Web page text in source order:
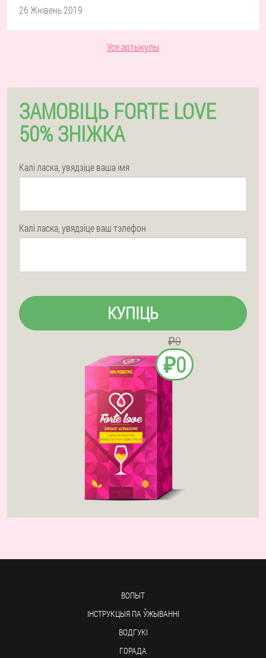
26 Жнівень 2019
Усе артыкулы
ЗАМОВІЦЬ FORTE LOVE
50% ЗНІЖКА
Калі ласка, увядзіце ваша імя
Калі ласка, увядзіце ваш тэлефон
КУПІЦЬ
₽0
₽0
ВОПЫТ
ІНСТРУКЦЫЯ ПА ЎЖЫВАННІ
ВОДГУКІ
ГОРАДА